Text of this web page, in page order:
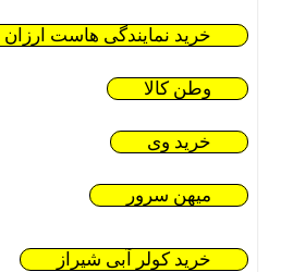
خرید نمایندگی هاست ارزان
وطن کالا
خرید وی
میهن سرور
خرید کولر آبی شیراز